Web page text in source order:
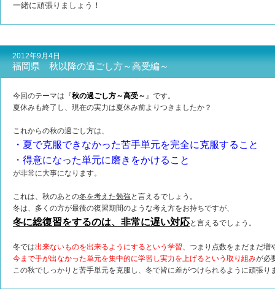
一緒に頑張りましょう！
2012年9月4日
福岡県 秋以降の過ごし方～高受編～
今回のテーマは『秋の過ごし方～高受～ 』です。
夏休みも終了し、現在の実力は夏休み前よりつきましたか？
これからの秋の過ごし方は、
・夏で克服できなかった苦手単元を完全に克服すること
・得意になった単元に磨きをかけること
が非常に大事になります。
これは、秋のあとの冬を考えた勉強と言えるでしょう。
冬は、多くの方が最後の復習期間のような考え方をお持ちですが、
冬に総復習をするのは、非常に遅い対応と言えるでしょう。
冬では出来ないものを出来るようにするという学習、つまり点数をまだまだ増
今まで手が出なかった単元を集中的に学習し実力を上げるという取り組みが必
この秋でしっかりと苦手単元を克服し、冬で皆に差がつけられるように頑張り